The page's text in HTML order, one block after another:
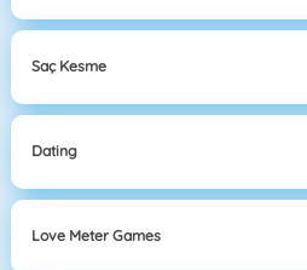
Saç Kesme
Dating
Love Meter Games